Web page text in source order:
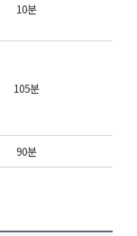
10분
105분
90분